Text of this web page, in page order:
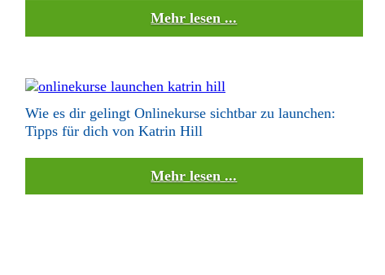
Mehr lesen ...
Wie es dir gelingt Onlinekurse sichtbar zu launchen:
Tipps für dich von Katrin Hill
Mehr lesen ...